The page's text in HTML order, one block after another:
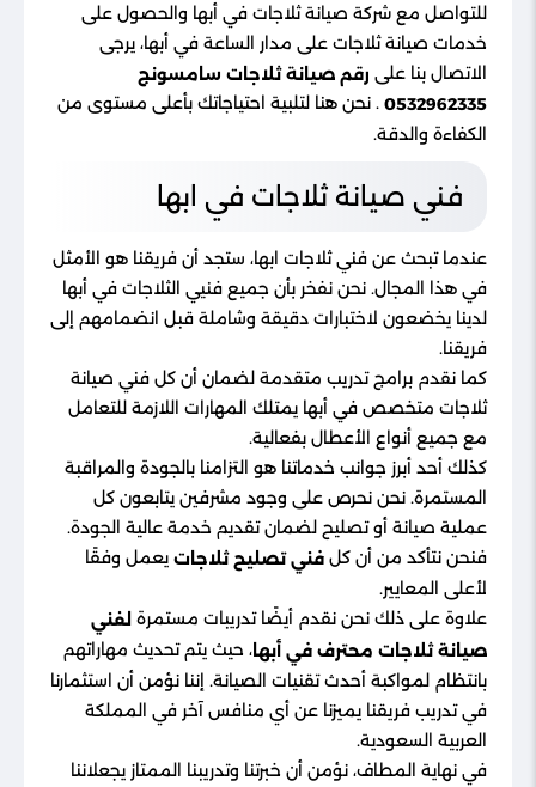
للتواصل مع شركة صيانة ثلاجات في أبها والحصول على
خدمات صيانة ثلاجات على مدار الساعة في أبها، يرجى
الاتصال بنا على رقم صيانة ثلاجات سامسونج
0532962335 . نحن هنا لتلبية احتياجاتك بأعلى مستوى من
الكفاءة والدقة.
فني صيانة ثلاجات في ابها
عندما تبحث عن فني ثلاجات ابها، ستجد أن فريقنا هو الأمثل
في هذا المجال. نحن نفخر بأن جميع فنيي الثلاجات في أبها
لدينا يخضعون لاختبارات دقيقة وشاملة قبل انضمامهم إلى
فريقنا.
كما نقدم برامج تدريب متقدمة لضمان أن كل فني صيانة
ثلاجات متخصص في أبها يمتلك المهارات اللازمة للتعامل
مع جميع أنواع الأعطال بفعالية.
كذلك أحد أبرز جوانب خدماتنا هو التزامنا بالجودة والمراقبة
المستمرة. نحن نحرص على وجود مشرفين يتابعون كل
عملية صيانة أو تصليح لضمان تقديم خدمة عالية الجودة.
فنحن نتأكد من أن كل فني تصليح ثلاجات يعمل وفقًا
لأعلى المعايير.
علاوة على ذلك نحن نقدم أيضًا تدريبات مستمرة لفني
صيانة ثلاجات محترف في أبها، حيث يتم تحديث مهاراتهم
بانتظام لمواكبة أحدث تقنيات الصيانة. إننا نؤمن أن استثمارنا
في تدريب فريقنا يميزنا عن أي منافس آخر في المملكة
العربية السعودية.
في نهاية المطاف، نؤمن أن خبرتنا وتدريبنا الممتاز يجعلاننا